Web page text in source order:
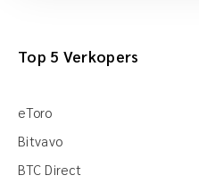
Top 5 Verkopers
eToro
Bitvavo
BTC Direct